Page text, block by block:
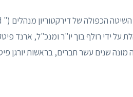
על ידי רולף בוך יו"ר ומנכ"ל, ארנד
מונה שנים עשר חברים, בראשות